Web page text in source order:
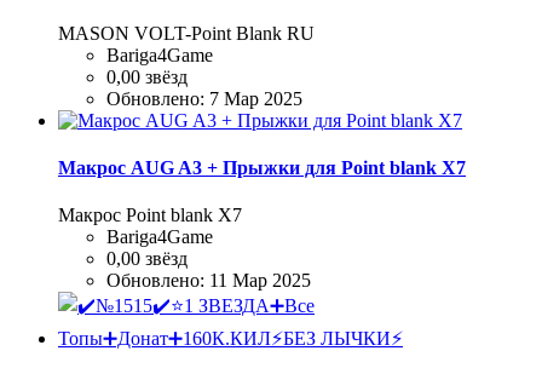
MASON VOLT-Point Blank RU
Bariga4Game
0,00 звёзд
Обновлено: 7 Мар 2025
Макрос AUG A3 + Прыжки для Point blank Х7
Макрос Point blank Х7
Bariga4Game
0,00 звёзд
Обновлено: 11 Мар 2025